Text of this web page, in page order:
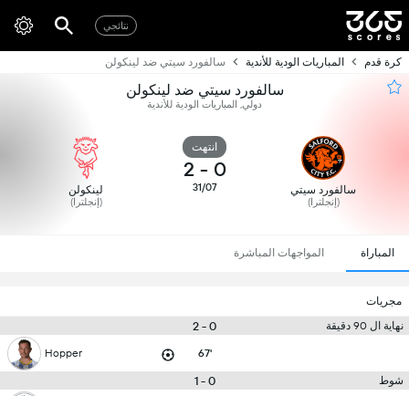
نتائجي
كرة قدم المباريات الودية للأندية سالفورد سيتي ضد لينكولن
سالفورد سيتي ضد لينكولن
دولي, المباريات الودية للأندية
سالفورد سيتي
(إنجلترا)
انتهت
0
-
2
31/07 لينكولن
(إنجلترا)
المباراة المواجهات المباشرة
مجريات
نهاية ال 90 دقيقة
0 - 2
67'
Hopper
شوط 0 - 1